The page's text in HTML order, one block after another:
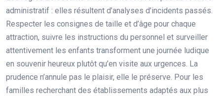
administratif : elles résultent d’analyses d’incidents passés.
Respecter les consignes de taille et d’âge pour chaque
attraction, suivre les instructions du personnel et surveiller
attentivement les enfants transforment une journée ludique
en souvenir heureux plutôt qu’en visite aux urgences. La
prudence n’annule pas le plaisir, elle le préserve. Pour les
familles recherchant des établissements adaptés aux plus